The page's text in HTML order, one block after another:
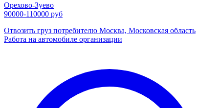
Орехово-Зуево
90000-110000 руб
Отвозить груз потребителю Москва, Московская область
Работа на автомобиле организации